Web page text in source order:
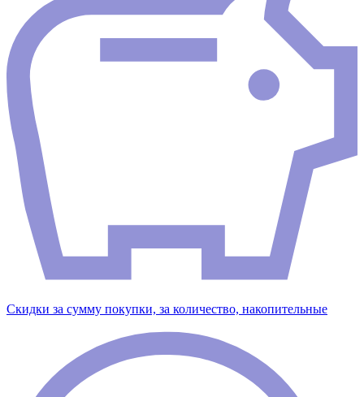
Скидки за сумму покупки, за количество, накопительные